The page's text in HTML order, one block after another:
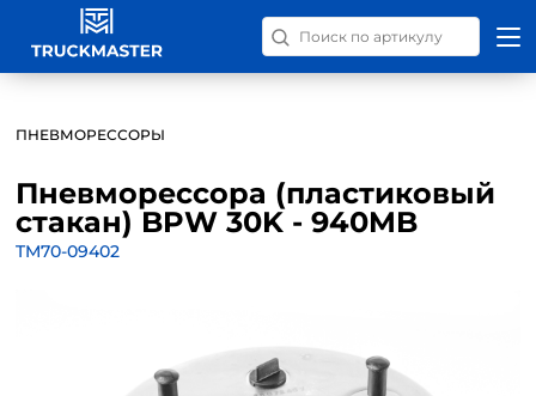
Поиск запчастей по
ПНЕВМОРЕССОРЫ
Пневморессора (пластиковый
стакан) BPW 30K - 940MB
TM70-09402